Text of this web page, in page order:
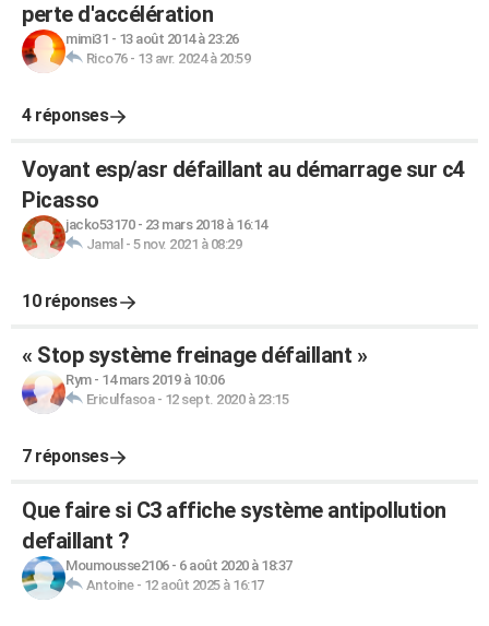
perte d'accélération
mimi31 - 13 août 2014 à 23:26
Rico76- 13 avr. 2024 à 20:59
4 réponses
Voyant esp/asr défaillant au démarrage sur c4
Picasso
jacko53170- 23 mars 2018 à 16:14
Jamal - 5 nov. 2021 à 08:29
10 réponses
« Stop système freinage défaillant »
Rym- 14 mars 2019 à 10:06
Ericulfasoa- 12 sept. 2020 à 23:15
7 réponses
Que faire si C3 affiche système antipollution
defaillant ?
Moumousse2106- 6 août 2020 à 18:37
Antoine- 12 août 2025 à 16:17